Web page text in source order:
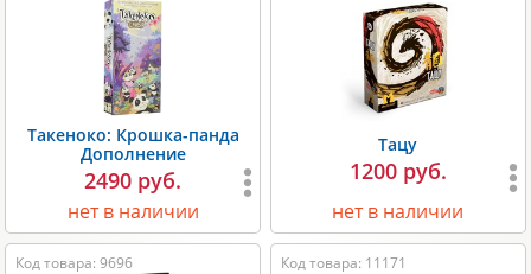
Такеноко: Крошка-панда
Дополнение
2490 руб.
нет в наличии
Тацу
1200 руб.
нет в наличии
Код товара: 9696 Код товара: 11171